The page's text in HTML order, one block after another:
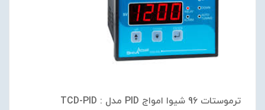
ترموستات 96 شیوا امواج PID مدل : TCD-PID